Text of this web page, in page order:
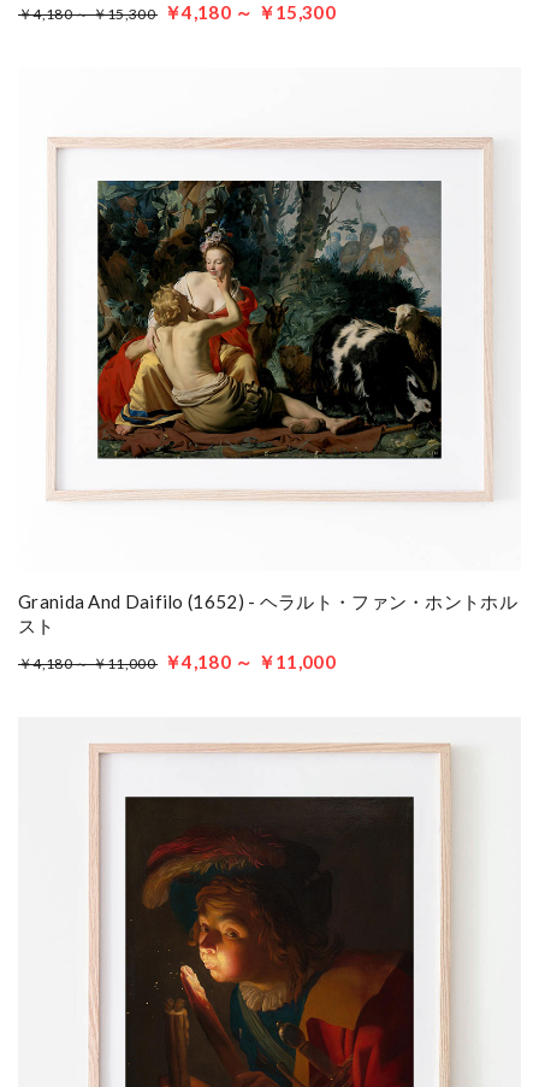
￥4,180 ～ ￥15,300 ￥4,180 ～ ￥15,300
Granida And Daifilo (1652) - ヘラルト・ファン・ホントホル
スト
￥4,180 ～ ￥11,000 ￥4,180 ～ ￥11,000